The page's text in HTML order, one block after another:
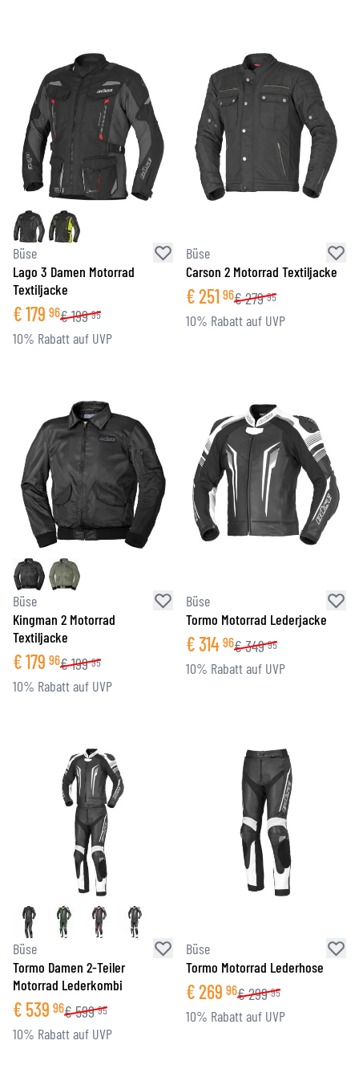
Büse
Lago 3 Damen Motorrad
Textiljacke
€179 96€199 95
10% Rabatt auf UVP
Büse
Carson 2 Motorrad Textiljacke
€251 96€279 95
10% Rabatt auf UVP
Büse
Kingman 2 Motorrad
Textiljacke
€179 96€199 95
10% Rabatt auf UVP
Büse
Tormo Motorrad Lederjacke
€314 96€349 95
10% Rabatt auf UVP
Büse
Tormo Damen 2-Teiler
Motorrad Lederkombi
€ 539 96€599 95
10% Rabatt auf UVP
Büse
Tormo Motorrad Lederhose
€269 96€299 95
10% Rabatt auf UVP